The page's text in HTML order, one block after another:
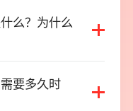
么？为什么
么？为什么
要多久时
要多久时